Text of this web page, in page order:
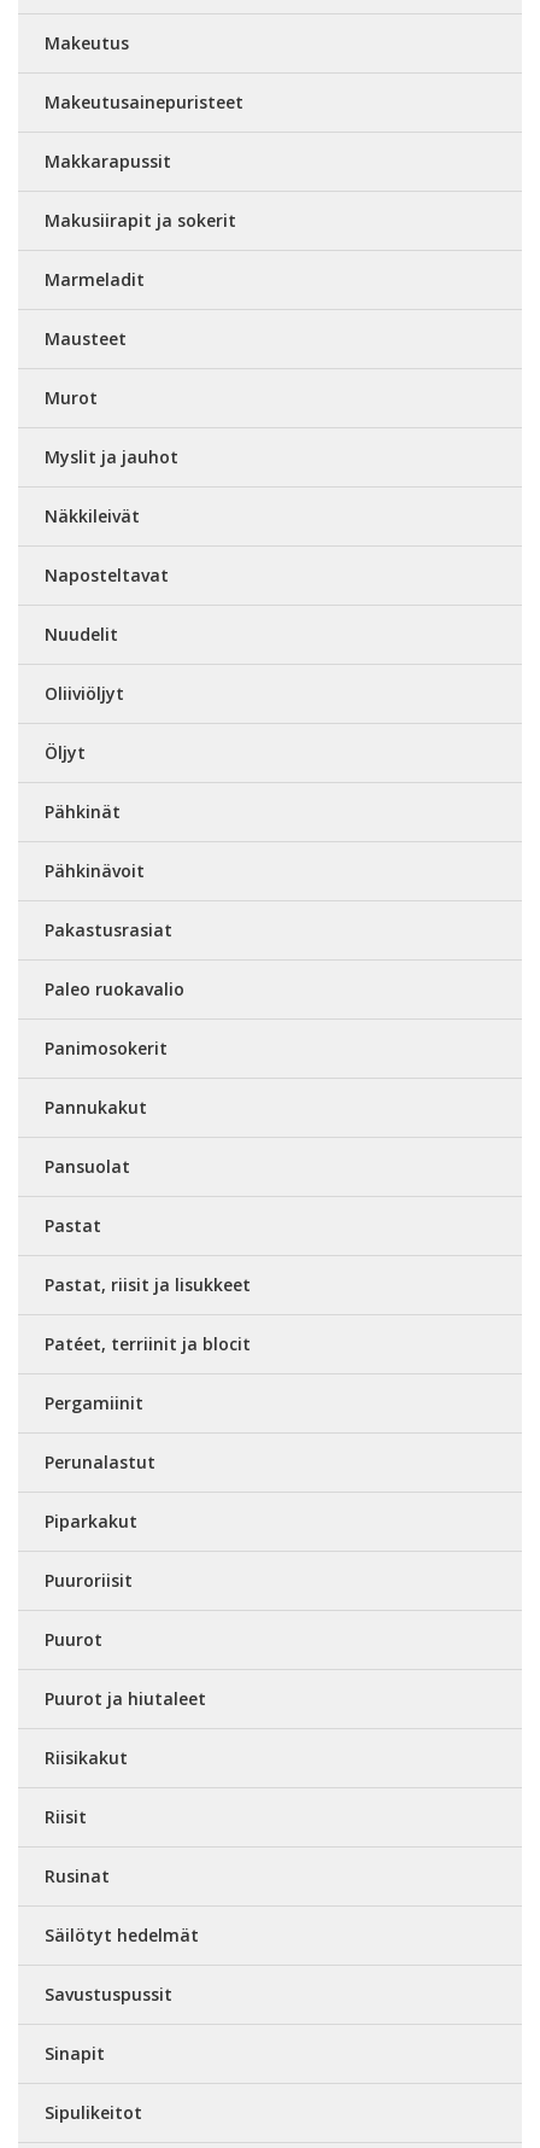
Makeutus
Makeutusainepuristeet
Makkarapussit
Makusiirapit ja sokerit
Marmeladit
Mausteet
Murot
Myslit ja jauhot
Näkkileivät
Naposteltavat
Nuudelit
Oliiviöljyt
Öljyt
Pähkinät
Pähkinävoit
Pakastusrasiat
Paleo ruokavalio
Panimosokerit
Pannukakut
Pansuolat
Pastat
Pastat, riisit ja lisukkeet
Patéet, terriinit ja blocit
Pergamiinit
Perunalastut
Piparkakut
Puuroriisit
Puurot
Puurot ja hiutaleet
Riisikakut
Riisit
Rusinat
Säilötyt hedelmät
Savustuspussit
Sinapit
Sipulikeitot